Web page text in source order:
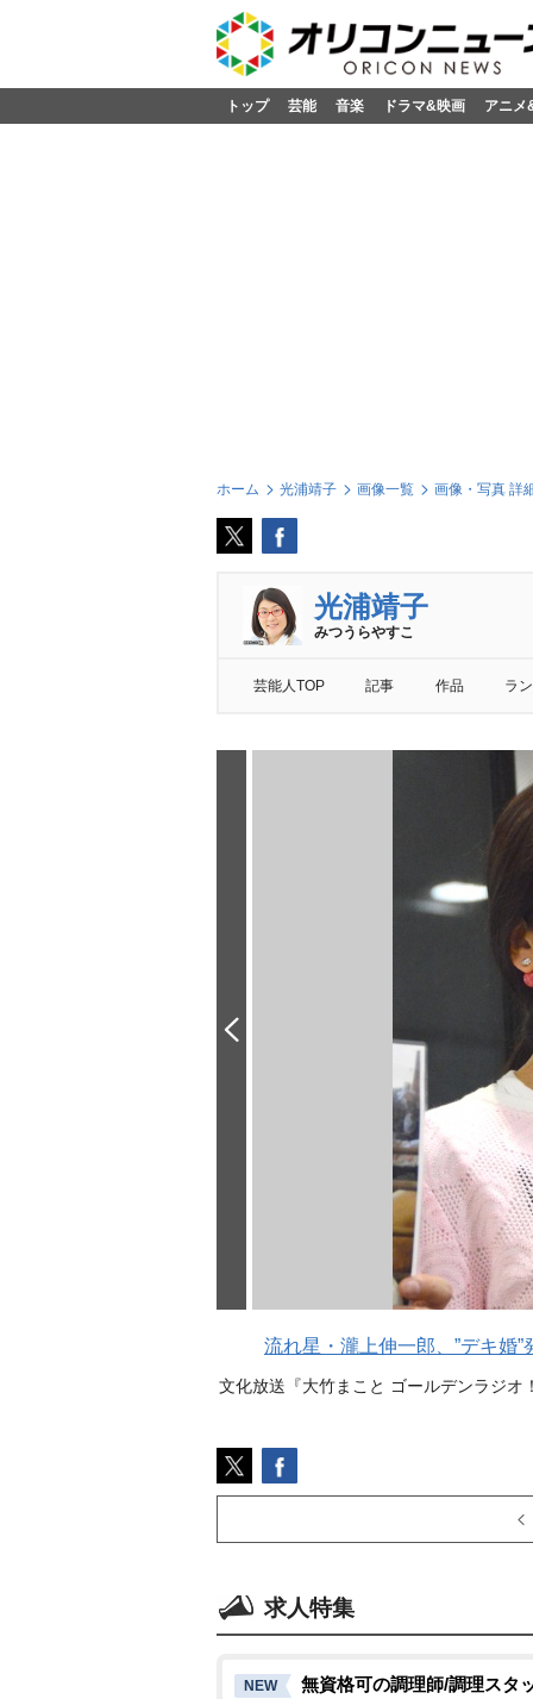
トップ 芸能 音楽 ドラマ&映画 アニメ
ホーム 光浦靖子 画像一覧 画像・写真 詳
光浦靖子
みつうらやすこ
芸能人TOP 記事 作品 ラ
流れ星・瀧上伸一郎、”デキ婚
文化放送『大竹まこと ゴールデンラジ
求人特集
NEW 無資格可の調理師/調理スタ